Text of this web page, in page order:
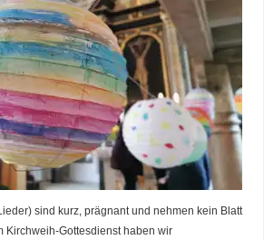
sind kurz, prägnant und nehmen kein Blatt
Kirchweih-Gottesdienst haben wir